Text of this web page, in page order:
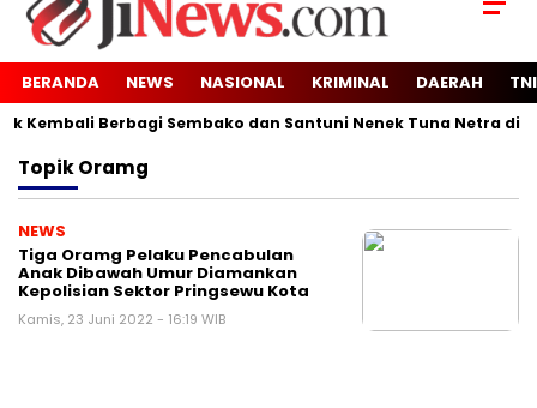
BERANDA NEWS NASIONAL KRIMINAL DAERAH
Berbagi Sembako dan Santuni Nenek Tuna Netra di
TopikOramg
NEWS
Tiga Oramg Pelaku Pencabulan
Anak Dibawah Umur Diamankan
Kepolisian Sektor Pringsewu Kota
Kamis, 23 Juni 2022 - 16:19 WIB